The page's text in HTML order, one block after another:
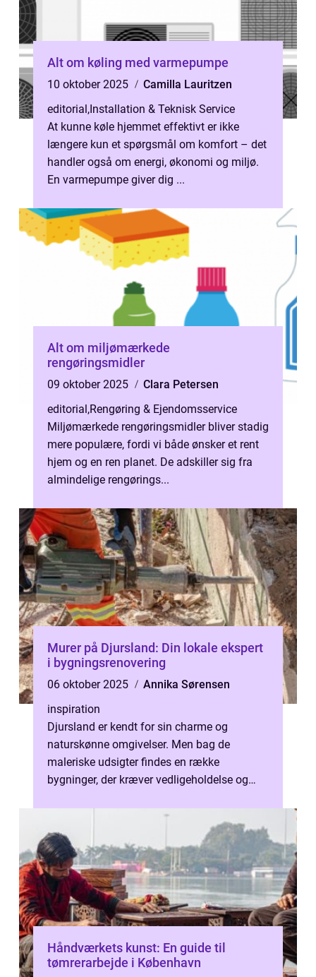
Alt om køling med varmepumpe
10 oktober 2025
Camilla Lauritzen
editorial,Installation & Teknisk Service
At kunne køle hjemmet effektivt er ikke
længere kun et spørgsmål om komfort – det
handler også om energi, økonomi og miljø.
En varmepumpe giver dig ...
Alt om miljømærkede
rengøringsmidler
09 oktober 2025
Clara Petersen
editorial,Rengøring & Ejendomsservice
Miljømærkede rengøringsmidler bliver stadig
mere populære, fordi vi både ønsker et rent
hjem og en ren planet. De adskiller sig fra
almindelige rengørings...
Murer på Djursland: Din lokale ekspert
i bygningsrenovering
06 oktober 2025
Annika Sørensen
inspiration
Djursland er kendt for sin charme og
naturskønne omgivelser. Men bag de
maleriske udsigter findes en række
bygninger, der kræver vedligeholdelse og
Håndværkets kunst: En guide til
tømrerarbejde i København